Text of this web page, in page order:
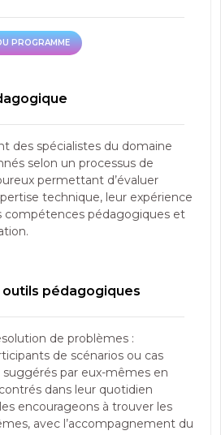
PROGRAMME
PROGRAMME
des spécialistes du domaine
selon un processus de
permettant d’évaluer
technique, leur expérience
compétences pédagogiques et
pédagogiques
de problèmes :
de scénarios ou cas
suggérés par eux-mêmes en
dans leur quotidien
encourageons à trouver les
avec l’accompagnement du